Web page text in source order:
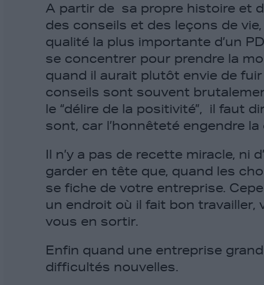
A partir de sa propre histoire et
des conseils et des leçons de
qualité la plus importante d’un
se concentrer pour prendre la
quand il aurait plutôt envie de
conseils sont souvent
le “délire de la positivité”, il faut
sont, car l’honnêteté engendre la
Il n’y a pas de recette miracle, ni
garder en tête que, quand les
se fiche de votre entreprise.
un endroit où il fait bon travailler,
vous en sortir.
Enfin quand une entreprise
difficultés nouvelles.